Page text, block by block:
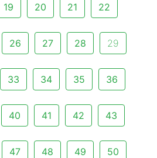
19 20 21 22
26 27 28 29
33 34 35 36
40 41 42 43
47 48 49 50